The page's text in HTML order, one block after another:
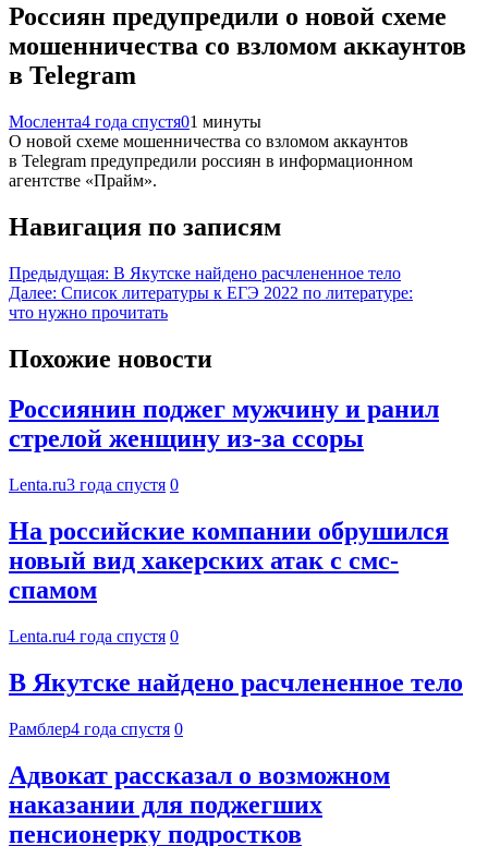
Россиян предупредили о новой схеме
мошенничества со взломом аккаунтов
в Telegram
Мослента4 года спустя01 минуты
О новой схеме мошенничества со взломом аккаунтов
в Telegram предупредили россиян в информационном
агентстве «Прайм».
Навигация по записям
Предыдущая: В Якутске найдено расчлененное тело
Далее: Список литературы к ЕГЭ 2022 по литературе:
что нужно прочитать
Похожие новости
Россиянин поджег мужчину и ранил
стрелой женщину из-за ссоры
Lenta.ru3 года спустя 0
На российские компании обрушился
новый вид хакерских атак с смс-
спамом
Lenta.ru4 года спустя 0
В Якутске найдено расчлененное тело
Рамблер4 года спустя 0
Адвокат рассказал о возможном
наказании для поджегших
пенсионерку подростков